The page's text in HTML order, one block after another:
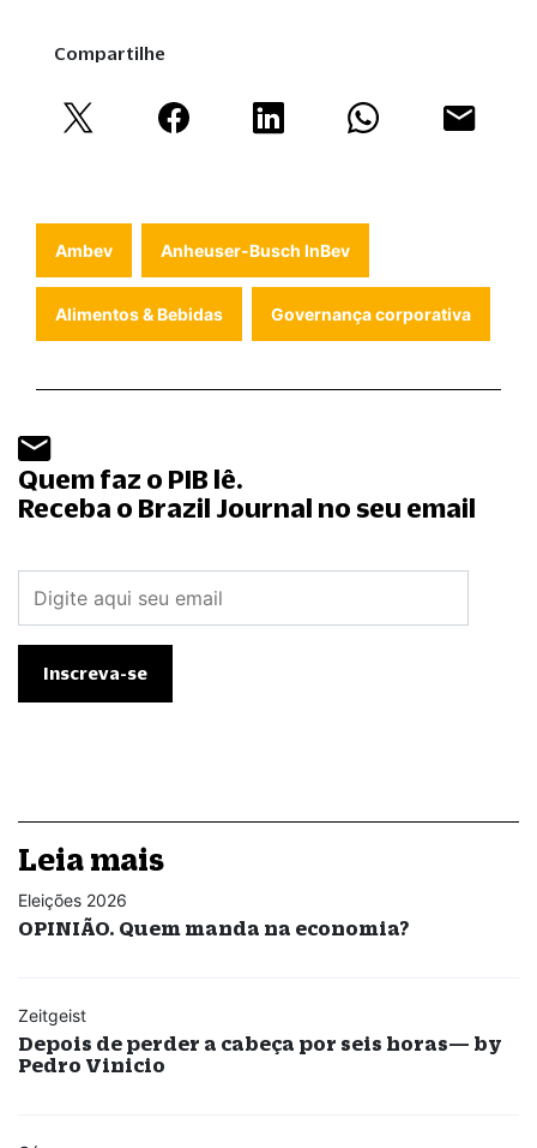
Compartilhe
Ambev Anheuser-Busch InBev
Alimentos & Bebidas Governança corporativa
Quem faz o PIB lê.
Receba o Brazil Journal no seu email
Leia mais
Eleições 2026
OPINIÃO. Quem manda na economia?
Zeitgeist
Depois de perder a cabeça por seis horas— by
Pedro Vinicio